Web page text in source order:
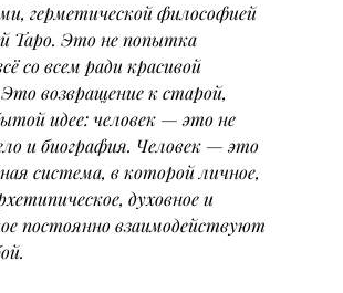
герметической философией
Таро. Это не попытка
со всем ради красивой
возвращение к старой,
идее: человек — это не
и биография. Человек — это
система, в которой личное,
духовное и
постоянно взаимодействуют